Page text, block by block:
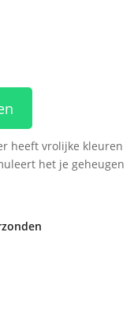
heeft vrolijke kleuren
het je geheugen